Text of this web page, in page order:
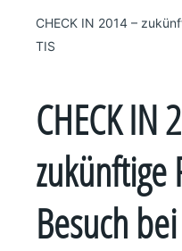
CHECK IN 2014 –
TIS
CHECK IN
zukünftige
Besuch